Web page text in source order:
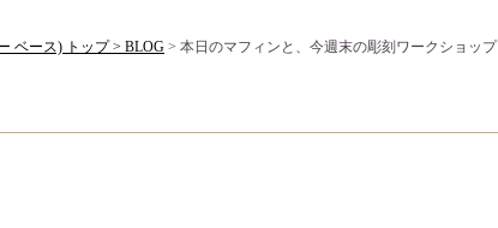
ベース) トップ > BLOG > 本日のマフィンと、今週末の彫刻ワークショップ